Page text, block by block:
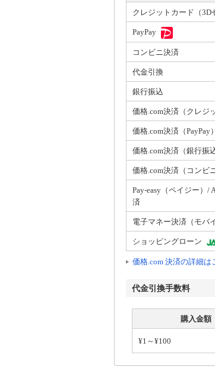
クレジットカード（3D
PayPay
コンビニ決済
代金引換
銀行振込
価格.com決済（クレジ
価格.com決済（PayPay）
価格.com決済（銀行振
価格.com決済（コンビ
Pay-easy（ペイジー）/
済
電子マネー決済（モバ
ショッピングローン
価格.com 決済の詳細は
代金引換手数料
購入金額
¥1 ～ ¥100